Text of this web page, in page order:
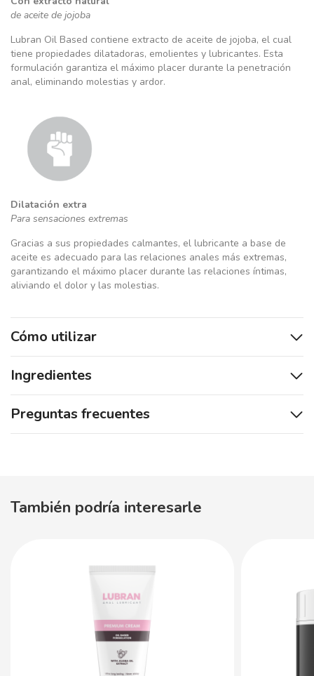
de aceite de jojoba
Lubran Oil Based contiene extracto de aceite de jojoba, el cual
tiene propiedades dilatadoras, emolientes y lubricantes. Esta
formulación garantiza el máximo placer durante la penetración
anal, eliminando molestias y ardor.
Dilatación extra
Para sensaciones extremas
Gracias a sus propiedades calmantes, el lubricante a base de
aceite es adecuado para las relaciones anales más extremas,
garantizando el máximo placer durante las relaciones íntimas,
aliviando el dolor y las molestias.
Cómo utilizar
Ingredientes
Preguntas frecuentes
También podría interesarle